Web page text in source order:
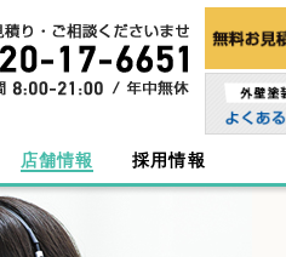
店舗情報 採用情報